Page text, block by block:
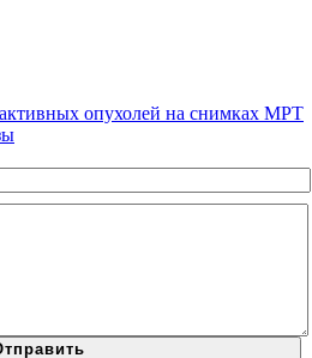
опухолей на снимках МРТ